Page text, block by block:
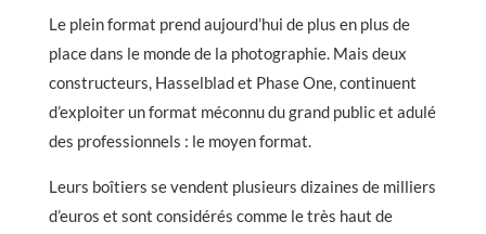
Le plein format prend aujourd’hui de plus en plus de
place dans le monde de la photographie. Mais deux
constructeurs, Hasselblad et Phase One, continuent
d’exploiter un format méconnu du grand public et adulé
des professionnels : le moyen format.
Leurs boîtiers se vendent plusieurs dizaines de milliers
d’euros et sont considérés comme le très haut de